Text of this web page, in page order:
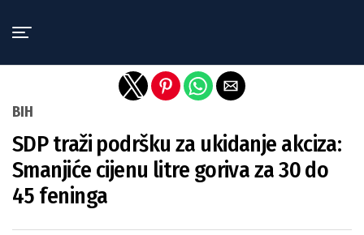
BIH
SDP traži podršku za ukidanje akciza:
Smanjiće cijenu litre goriva za 30 do
45 feninga